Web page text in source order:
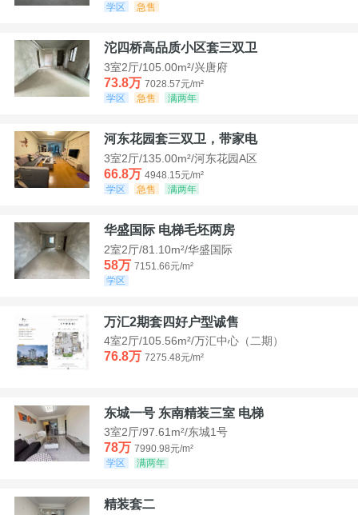
学区
急售
沱四桥高品质小区套三双卫
3室2厅/105.00m²/兴唐府
73.8万 7028.57元/m²
学区
急售 满两年
河东花园套三双卫，带家电
3室2厅/135.00m²/河东花园A区
66.8万 4948.15元/m²
学区
急售 满两年
华盛国际 电梯毛坯两房
2室2厅/81.10m²/华盛国际
58万 7151.66元/m²
学区
万汇2期套四好户型诚售
4室2厅/105.56m²/万汇中心（二期）
76.8万 7275.48元/m²
东城一号 东南精装三室 电梯
3室2厅/97.61m²/东城1号
78万 7990.98元/m²
学区
满两年
精装套二